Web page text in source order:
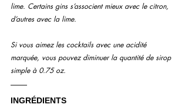
lime. Certains gins s’associent mieux avec le citron,
d’autres avec la lime.
Si vous aimez les cocktails avec une acidité
marquée, vous pouvez diminuer la quantité de sirop
simple à 0.75 oz.
INGRÉDIENTS